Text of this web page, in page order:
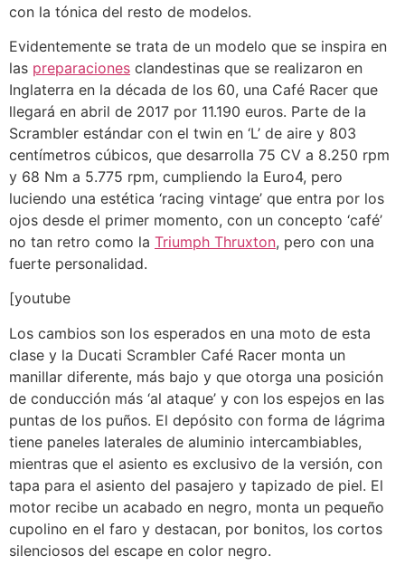
con la tónica del resto de modelos.
Evidentemente se trata de un modelo que se inspira en
las preparaciones clandestinas que se realizaron en
Inglaterra en la década de los 60, una Café Racer que
llegará en abril de 2017 por 11.190 euros. Parte de la
Scrambler estándar con el twin en ‘L’ de aire y 803
centímetros cúbicos, que desarrolla 75 CV a 8.250 rpm
y 68 Nm a 5.775 rpm, cumpliendo la Euro4, pero
luciendo una estética ‘racing vintage’ que entra por los
ojos desde el primer momento, con un concepto ‘café’
no tan retro como la Triumph Thruxton, pero con una
fuerte personalidad.
[youtube
Los cambios son los esperados en una moto de esta
clase y la Ducati Scrambler Café Racer monta un
manillar diferente, más bajo y que otorga una posición
de conducción más ‘al ataque’ y con los espejos en las
puntas de los puños. El depósito con forma de lágrima
tiene paneles laterales de aluminio intercambiables,
mientras que el asiento es exclusivo de la versión, con
tapa para el asiento del pasajero y tapizado de piel. El
motor recibe un acabado en negro, monta un pequeño
cupolino en el faro y destacan, por bonitos, los cortos
silenciosos del escape en color negro.